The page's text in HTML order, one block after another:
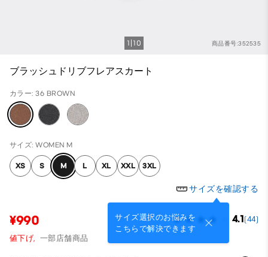
商品番号:352535
1 10
ブラッシュドリブフレアスカート
カラー: 36 BROWN
サイズ: WOMEN M
XS S M L XL XXL 3XL
サイズを確認する
サイズ選択のお悩みを
こちらで解決できます
¥990 4.1(44)
値下げ, 一部店舗商品